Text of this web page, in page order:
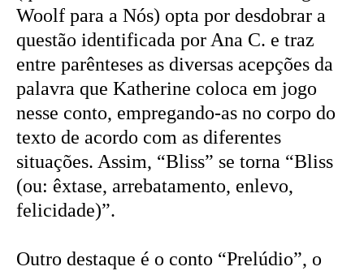
Woolf para a Nós) opta por desdobrar a
questão identificada por Ana C. e traz
entre parênteses as diversas acepções da
palavra que Katherine coloca em jogo
nesse conto, empregando-as no corpo do
texto de acordo com as diferentes
situações. Assim, “Bliss” se torna “Bliss
(ou: êxtase, arrebatamento, enlevo,
felicidade)”.
Outro destaque é o conto “Prelúdio”, o